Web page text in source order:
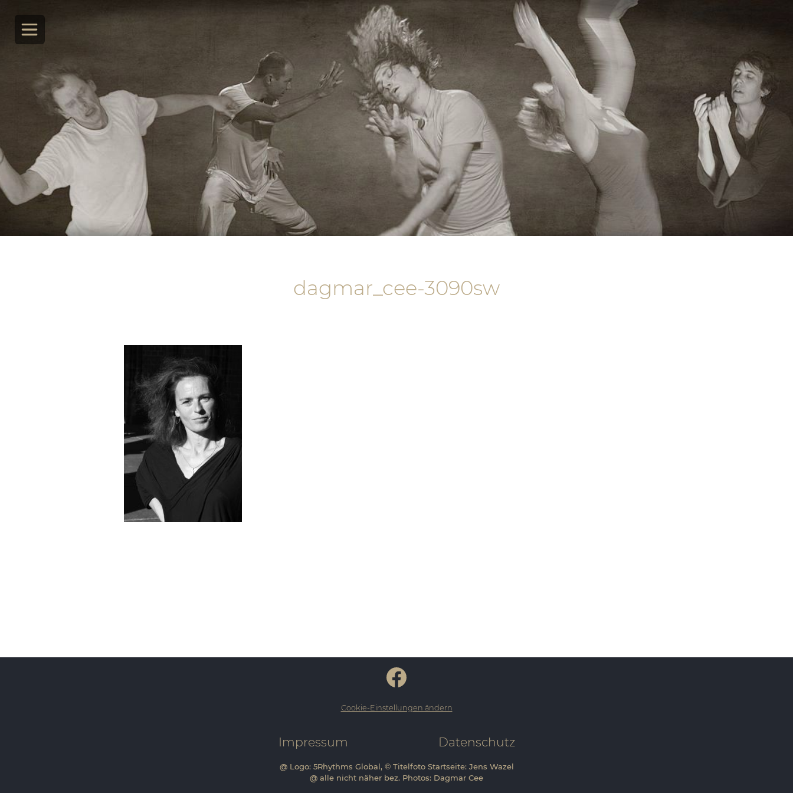
dagmar_cee-3090sw
Cookie-Einstellungen ändern
Impressum Datenschutz
@ Logo: 5Rhythms Global, © Titelfoto Startseite: Jens Wazel
@ alle nicht näher bez. Photos: Dagmar Cee